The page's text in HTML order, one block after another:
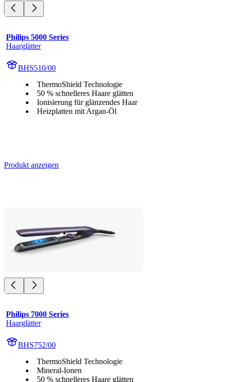
Philips 5000 Series
Haarglätter
BHS510/00
ThermoShield Technologie
50 % schnelleres Haare glätten
Ionisierung für glänzendes Haar
Heizplatten mit Argan-Öl
Produkt anzeigen
Philips 7000 Series
Haarglätter
BHS752/00
ThermoShield Technologie
Mineral-Ionen
50 % schnelleres Haare glätten